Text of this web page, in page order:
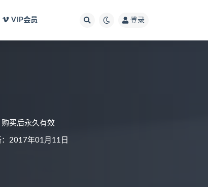
VIP会员 登录
买后永久有效
：2017年01月11日